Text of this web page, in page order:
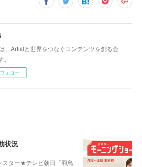
、Artistと世界をつなぐコンテンツを創る会
フォロー
状況
スター★テレビ朝日「羽鳥